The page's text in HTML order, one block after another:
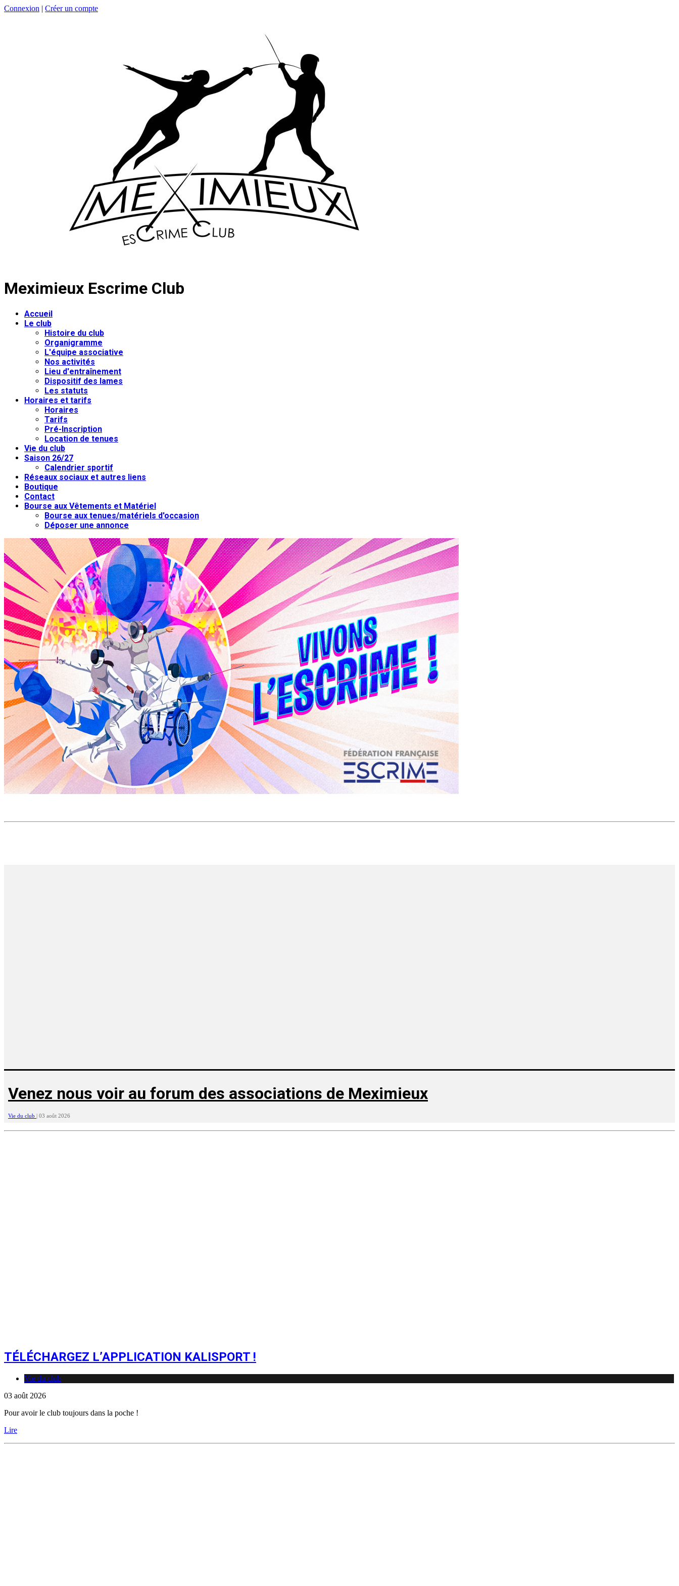
Connexion | Créer un compte
Meximieux Escrime Club
Accueil
Le club
Histoire du club
Organigramme
L'équipe associative
Nos activités
Lieu d'entraînement
Dispositif des lames
Les statuts
Horaires et tarifs
Horaires
Tarifs
Pré-Inscription
Location de tenues
Vie du club
Saison 26/27
Calendrier sportif
Réseaux sociaux et autres liens
Boutique
Contact
Bourse aux Vêtements et Matériel
Bourse aux tenues/matériels d'occasion
Déposer une annonce
Venez nous voir au forum des associations de Meximieux
Vie du club | 03 août 2026
TÉLÉCHARGEZ L’APPLICATION KALISPORT !
Vie du club
03 août 2026
Pour avoir le club toujours dans la poche !
Lire